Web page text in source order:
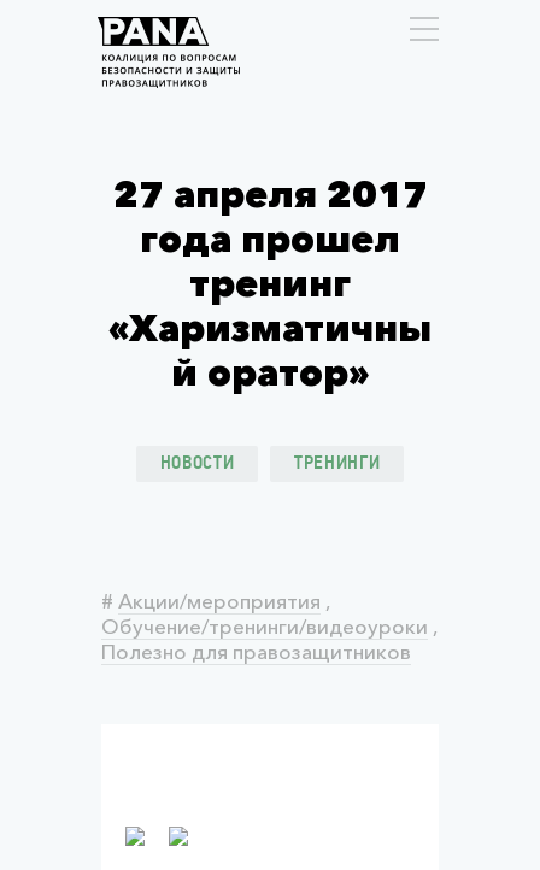
27 апреля 2017
года прошел
тренинг
«Харизматичны
й оратор»
НОВОСТИ ТРЕНИНГИ
# Акции/мероприятия ,
Обучение/тренинги/видеоуроки ,
Полезно для правозащитников